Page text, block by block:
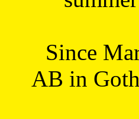
Since
AB in